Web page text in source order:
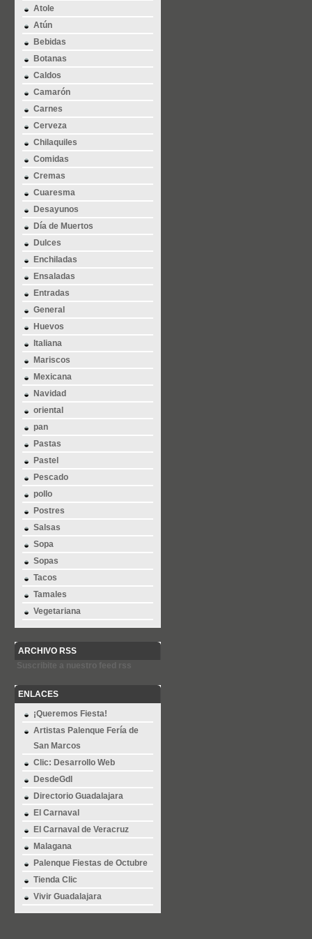
Atole
Atún
Bebidas
Botanas
Caldos
Camarón
Carnes
Cerveza
Chilaquiles
Comidas
Cremas
Cuaresma
Desayunos
Día de Muertos
Dulces
Enchiladas
Ensaladas
Entradas
General
Huevos
Italiana
Mariscos
Mexicana
Navidad
oriental
pan
Pastas
Pastel
Pescado
pollo
Postres
Salsas
Sopa
Sopas
Tacos
Tamales
Vegetariana
ARCHIVO RSS
ENLACES
¡Queremos Fiesta!
Artistas Palenque Fería de
San Marcos
Clic: Desarrollo Web
DesdeGdl
Directorio Guadalajara
El Carnaval
El Carnaval de Veracruz
Malagana
Palenque Fiestas de Octubre
Tienda Clic
Vivir Guadalajara